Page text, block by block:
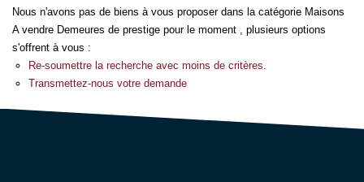
Qui Sommes Nous
Nos Services
Créer une alerte
Nous n'avons pas de biens à vous proposer dans la catégorie Maisons
A vendre Demeures de prestige pour le moment , plusieurs options
s'offrent à vous :
Re-soumettre la recherche avec moins de critères.
Transmettez-nous votre demande